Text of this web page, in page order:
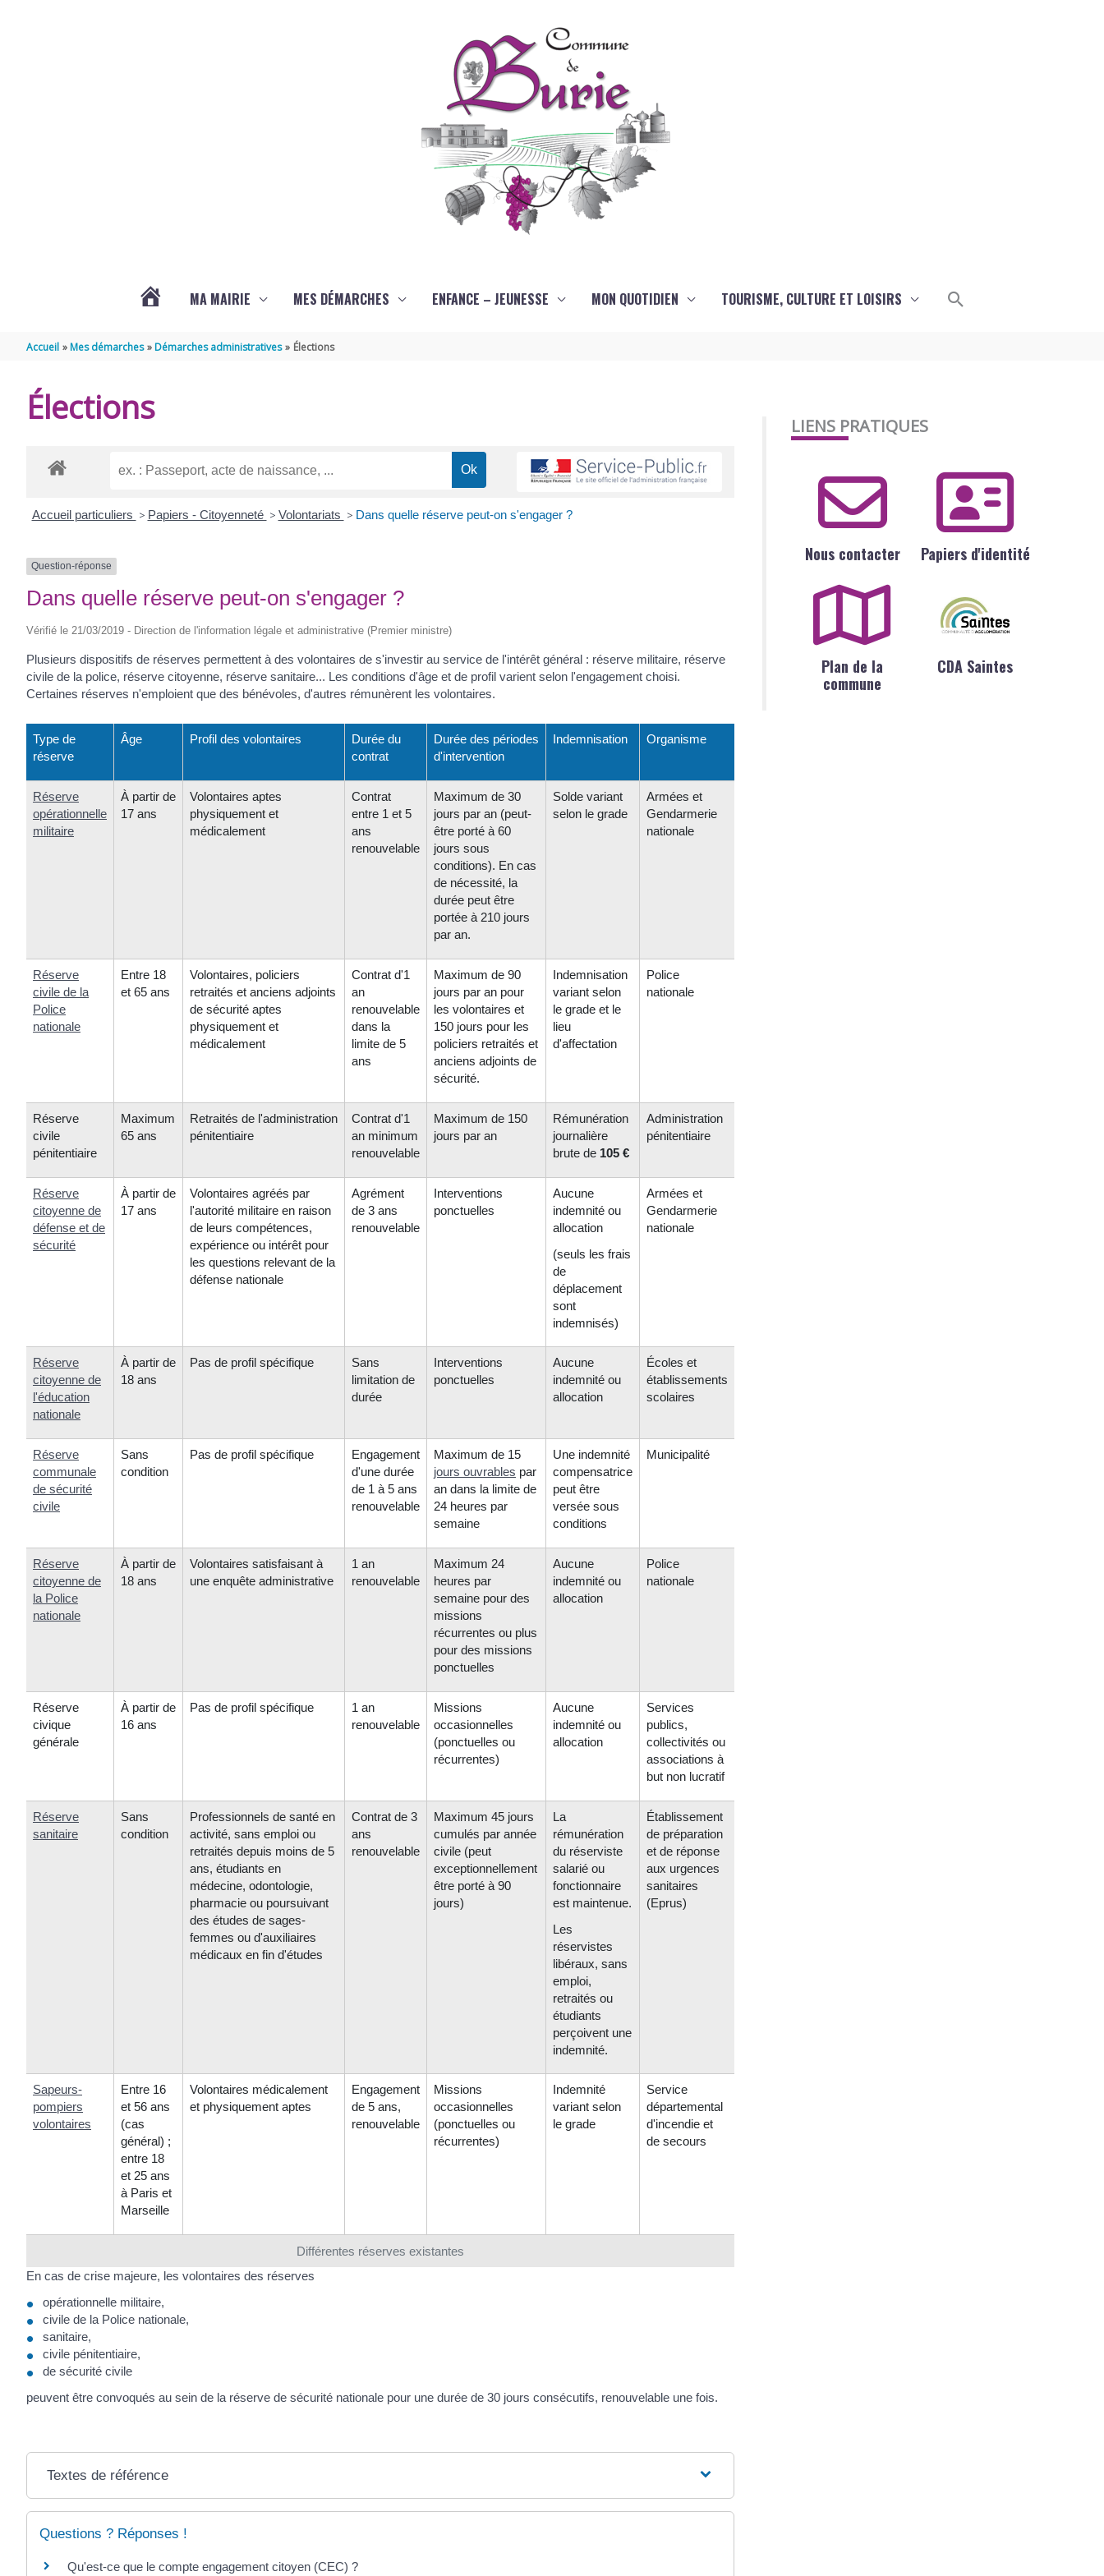
MA MAIRIE MES DÉMARCHES ENFANCE – JEUNESSE MON QUOTIDIEN TOURISME, CULTURE ET LOISIRS Rechercher
Accueil Mes démarches Démarches administratives Élections
Élections
Accueil particuliers > Papiers - Citoyenneté > Volontariats > Dans quelle réserve peut-on s'engager ?
Question-réponse
Dans quelle réserve peut-on s'engager ?
Vérifié le 21/03/2019 - Direction de l'information légale et administrative (Premier ministre)
Plusieurs dispositifs de réserves permettent à des volontaires de s'investir au service de l'intérêt général : réserve militaire, réserve
civile de la police, réserve citoyenne, réserve sanitaire... Les conditions d'âge et de profil varient selon l'engagement choisi.
Certaines réserves n'emploient que des bénévoles, d'autres rémunèrent les volontaires.
Différentes réserves existantes
Type de
réserve
Âge Profil des volontaires
Durée du
contrat
Durée des périodes
d'intervention
Indemnisation Organisme
Réserve
opérationnelle
militaire
À partir de
17 ans
Volontaires aptes
physiquement et
médicalement
Contrat
entre 1 et 5
ans
renouvelable
Maximum de 30
jours par an (peut-
être porté à 60
jours sous
conditions). En cas
de nécessité, la
durée peut être
portée à 210 jours
par an.
Solde variant
selon le grade
Armées et
Gendarmerie
nationale
Réserve
civile de la
Police
nationale
Entre 18
et 65 ans
Volontaires, policiers
retraités et anciens adjoints
de sécurité aptes
physiquement et
médicalement
Contrat d'1
an
renouvelable
dans la
limite de 5
ans
Maximum de 90
jours par an pour
les volontaires et
150 jours pour les
policiers retraités et
anciens adjoints de
sécurité.
Indemnisation
variant selon
le grade et le
lieu
d'affectation
Police
nationale
Réserve
civile
pénitentiaire
Maximum
65 ans
Retraités de l'administration
pénitentiaire
Contrat d'1
an minimum
renouvelable
Maximum de 150
jours par an
Rémunération
journalière
brute de 105 €
Administration
pénitentiaire
Réserve
citoyenne de
défense et de
sécurité
À partir de
17 ans
Volontaires agréés par
l'autorité militaire en raison
de leurs compétences,
expérience ou intérêt pour
les questions relevant de la
défense nationale
Agrément
de 3 ans
renouvelable
Interventions
ponctuelles
Aucune
indemnité ou
allocation
(seuls les frais
de
déplacement
sont
indemnisés)
Armées et
Gendarmerie
nationale
Réserve
citoyenne de
l'éducation
nationale
À partir de
18 ans
Pas de profil spécifique
Sans
limitation de
durée
Interventions
ponctuelles
Aucune
indemnité ou
allocation
Écoles et
établissements
scolaires
Réserve
communale
de sécurité
civile
Sans
condition
Pas de profil spécifique
Engagement
d'une durée
de 1 à 5 ans
renouvelable
Maximum de 15
jours ouvrables par
an dans la limite de
24 heures par
semaine
Une indemnité
compensatrice
peut être
versée sous
conditions
Municipalité
Réserve
citoyenne de
la Police
nationale
À partir de
18 ans
Volontaires satisfaisant à
une enquête administrative
1 an
renouvelable
Maximum 24
heures par
semaine pour des
missions
récurrentes ou plus
pour des missions
ponctuelles
Aucune
indemnité ou
allocation
Police
nationale
Réserve
civique
générale
À partir de
16 ans
Pas de profil spécifique
1 an
renouvelable
Missions
occasionnelles
(ponctuelles ou
récurrentes)
Aucune
indemnité ou
allocation
Services
publics,
collectivités ou
associations à
but non lucratif
Réserve
sanitaire
Sans
condition
Professionnels de santé en
activité, sans emploi ou
retraités depuis moins de 5
ans, étudiants en
médecine, odontologie,
pharmacie ou poursuivant
des études de sages-
femmes ou d'auxiliaires
médicaux en fin d'études
Contrat de 3
ans
renouvelable
Maximum 45 jours
cumulés par année
civile (peut
exceptionnellement
être porté à 90
jours)
La
rémunération
du réserviste
salarié ou
fonctionnaire
est maintenue.
Les
réservistes
libéraux, sans
emploi,
retraités ou
étudiants
perçoivent une
indemnité.
Établissement
de préparation
et de réponse
aux urgences
sanitaires
(Eprus)
Sapeurs-
pompiers
volontaires
Entre 16
et 56 ans
(cas
général) ;
entre 18
et 25 ans
à Paris et
Marseille
Volontaires médicalement
et physiquement aptes
Engagement
de 5 ans,
renouvelable
Missions
occasionnelles
(ponctuelles ou
récurrentes)
Indemnité
variant selon
le grade
Service
départemental
d'incendie et
de secours
En cas de crise majeure, les volontaires des réserves
opérationnelle militaire,
civile de la Police nationale,
sanitaire,
civile pénitentiaire,
de sécurité civile
peuvent être convoqués au sein de la réserve de sécurité nationale pour une durée de 30 jours consécutifs, renouvelable une fois.
Textes de référence
Questions ? Réponses !
Qu'est-ce que le compte engagement citoyen (CEC) ?
LIENS PRATIQUES
Nous contacter Papiers d'identité
Plan de la
commune
CDA Saintes